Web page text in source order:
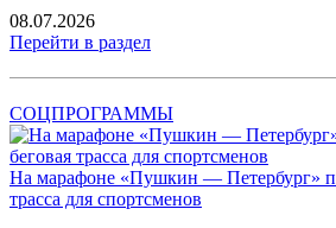
08.07.2026
Перейти в раздел
СОЦПРОГРАММЫ
На марафоне «Пушкин — Петербург»
трасса для спортсменов